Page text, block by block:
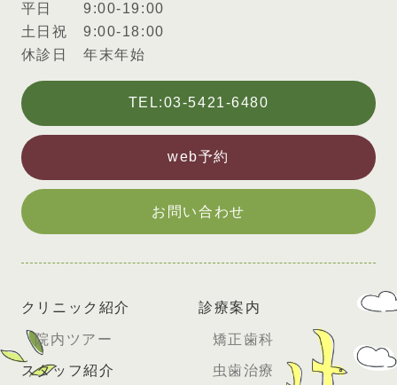
平日 9:00-19:00
土日祝 9:00-18:00
休診日 年末年始
TEL:03-5421-6480
web予約
お問い合わせ
クリニック紹介
院内ツアー
スタッフ紹介
診療案内
矯正歯科
虫歯治療